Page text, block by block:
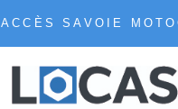
ACCÈS SAVOIE